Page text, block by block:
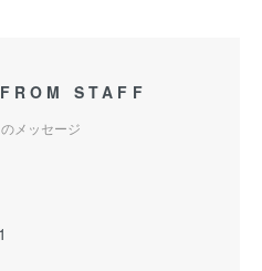
STAFF
メッセージ